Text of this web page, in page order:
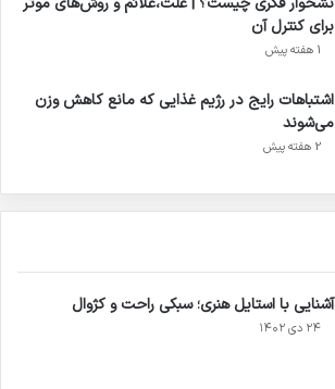
برای کنترل آن
1 هفته پیش
اشتباهات رایج در رژیم غذایی که مانع کاهش وزن
می‌شوند
2 هفته پیش
آشنایی با استایل هنری؛ سبکی راحت و کژوال
۲۴ دی ۱۴۰۲